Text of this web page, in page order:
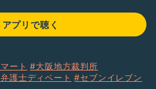
アプリで聴く
ート #大阪地方裁判所
護士ディベート #セブンイレブン